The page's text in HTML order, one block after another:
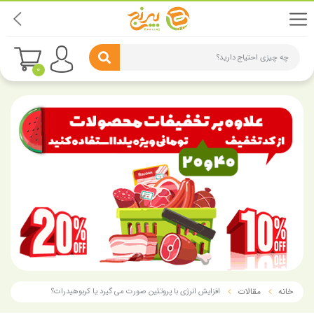
چه چیزی احتیاج دارید؟
0
خانه مقالات افزایش انرژی با پروتئین صورت می گیرد یا کربوهیدرات؟